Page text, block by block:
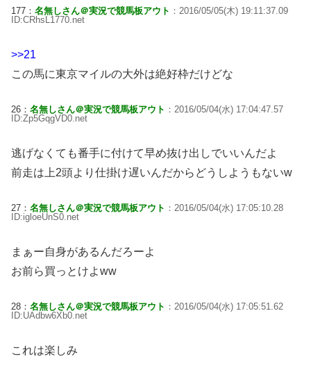
177： 名無しさん＠実況で競馬板アウト ：2016/05/05(木) 19:11:37.09
ID:CRhsL1770.net
>>21
この馬に東京マイルの大外は絶好枠だけどな
26： 名無しさん＠実況で競馬板アウト ：2016/05/04(水) 17:04:47.57
ID:Zp5GqgVD0.net
逃げなくても番手に付けて早め抜け出しでいいんだよ
前走は上2頭より仕掛け遅いんだからどうしようもないw
27： 名無しさん＠実況で競馬板アウト ：2016/05/04(水) 17:05:10.28
ID:igloeUnS0.net
まぁー自身があるんだろーよ
お前ら買っとけよww
28： 名無しさん＠実況で競馬板アウト ：2016/05/04(水) 17:05:51.62
ID:UAdbw6Xb0.net
これは楽しみ